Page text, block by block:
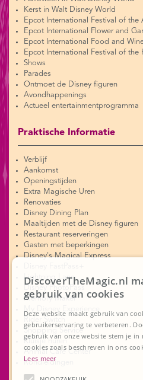
Kerst in Walt Disney World
Epcot International Festival of the
Epcot International Flower and
Epcot International Food and
Epcot International Festival of the
Shows
Parades
Ontmoet de Disney figuren
Avondhappenings
Actueel entertainmentprogramma
Praktische Informatie
Verblijf
Aankomst
Openingstijden
Extra Magische Uren
Renovaties
Disney Dining Plan
Maaltijden met de Disney figuren
Restaurant reserveringen
Gasten met beperkingen
Disney's Magical Express
Lightning Lane
Memory Maker
Shopping Service
Kluisje huren
Animal Care Center
Rondleidingen
DiscoverTheMagic.nl
gebruik van cookies
Deze website maakt gebruik van
gebruikerservaring te verbeteren.
gebruik van onze website stem je in
cookies zoals beschreven in ons
Lees meer